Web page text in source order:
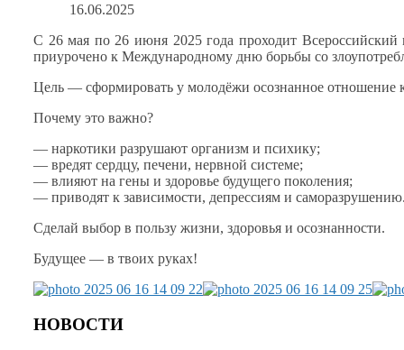
16.06.2025
С 26 мая по 26 июня 2025 года проходит Всероссийский
приурочено к Международному дню борьбы со
Цель — сформировать у молодёжи осознанное отношение
Почему это важно?
— наркотики разрушают организм и психику;
— вредят сердцу, печени, нервной системе;
— влияют на гены и здоровье будущего поколения;
— приводят к зависимости, депрессиям и
Сделай выбор в пользу жизни, здоровья и осознанности.
Будущее — в твоих руках!
НОВОСТИ